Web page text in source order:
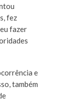
fez
fazer
e
também